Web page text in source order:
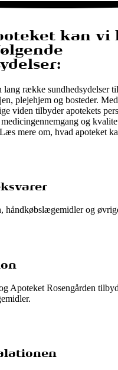
kan vi
lang række sundhedsydelser
plejehjem og bosteder.
viden tilbyder apotekets
og
mere om, hvad apoteket
håndkøbslægemidler og
Apoteket Rosengården